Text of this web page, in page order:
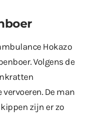
Hokazo
Volgens de
De man
zijn er zo